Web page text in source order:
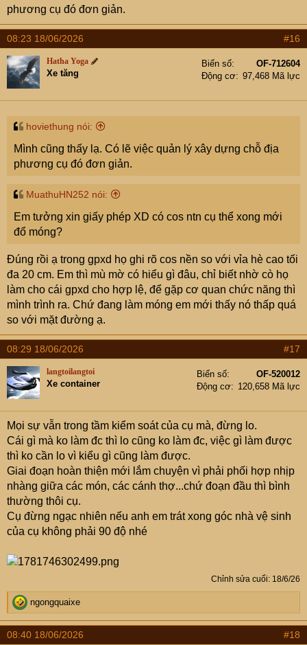
phương cụ đó đơn giản.
08:23 18/06/2026 #16
Hatha Yoga
Xe tăng
Biển số
OF-712604
Động cơ
97,468 Mã lực
hoviethung nói:
Mình cũng thấy lạ. Có lẽ việc quản lý xây dựng chỗ địa
phương cụ đó đơn giản.
MuathuHN252 nói:
Em tưởng xin giấy phép XD có cos ntn cụ thể xong mới
đổ móng?
Đúng rồi ạ trong gpxd họ ghi rõ cos nền so với vỉa hè cao tối
đa 20 cm. Em thì mù mờ có hiểu gì đâu, chỉ biết nhờ cò họ
làm cho cái gpxd cho hợp lệ, để gặp cơ quan chức năng thì
mình trình ra. Chứ đang làm móng em mới thấy nó thấp quá
so với mặt đường ạ.
08:29 18/06/2026 #17
langtoilangtoi
Xe container
Biển số
OF-520012
Động cơ
120,658 Mã lực
Mọi sự vẫn trong tầm kiểm soát của cụ mà, đừng lo.
Cái gì mà ko làm đc thì lo cũng ko làm đc, việc gì làm được
thì ko cần lo vì kiểu gì cũng làm được.
Giai đoạn hoàn thiện mới lắm chuyện vì phải phối hợp nhịp
nhàng giữa các món, các cánh thợ...chứ đoạn đầu thì bình
thường thôi cụ.
Cụ đừng ngạc nhiên nếu anh em trát xong góc nhà vệ sinh
của cụ không phải 90 độ nhé
Chỉnh sửa cuối: 18/6/26
R
e
a
c
ngongquaixe
08:40 18/06/2026 #18